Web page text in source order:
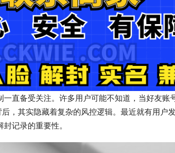
直备受关注。许多用户可能不知道，当好友账
，其实隐藏着复杂的风控逻辑。最近就有用户
记录的重要性。